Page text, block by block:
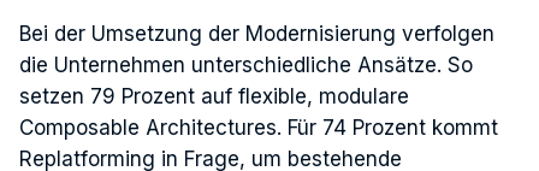
Bei der Umsetzung der Modernisierung verfolgen
die Unternehmen unterschiedliche Ansätze. So
setzen 79 Prozent auf flexible, modulare
Composable Architectures. Für 74 Prozent kommt
Replatforming in Frage, um bestehende